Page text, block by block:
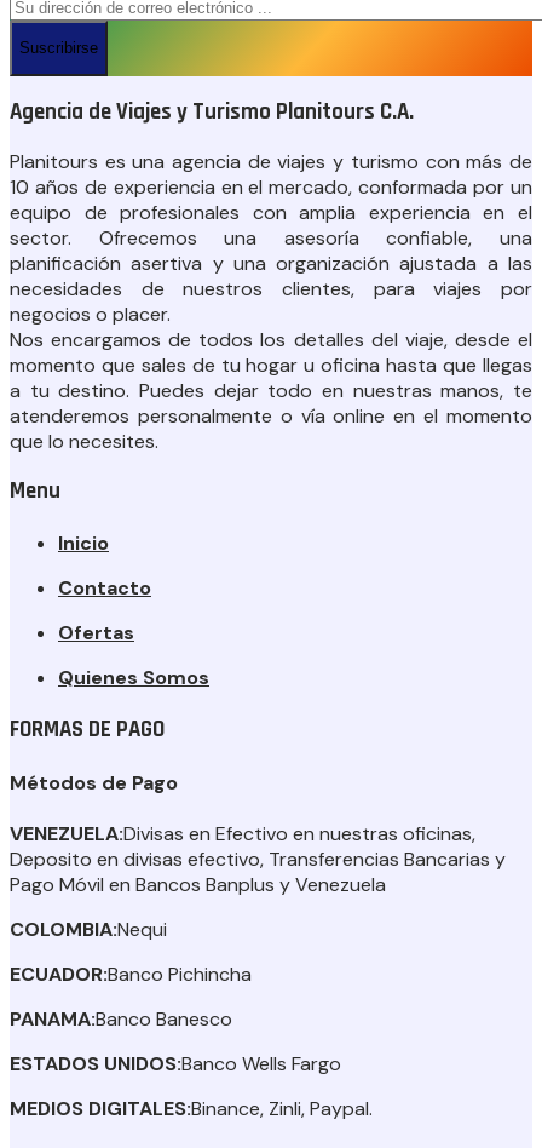
Suscribirse
Agencia de Viajes y Turismo Planitours C.A.
Planitours es una agencia de viajes y turismo con más de
10 años de experiencia en el mercado, conformada por un
equipo de profesionales con amplia experiencia en el
sector. Ofrecemos una asesoría confiable, una
planificación asertiva y una organización ajustada a las
necesidades de nuestros clientes, para viajes por
negocios o placer.
Nos encargamos de todos los detalles del viaje, desde el
momento que sales de tu hogar u oficina hasta que llegas
a tu destino. Puedes dejar todo en nuestras manos, te
atenderemos personalmente o vía online en el momento
que lo necesites.
Menu
Inicio
Contacto
Ofertas
Quienes Somos
FORMAS DE PAGO
Métodos de Pago
VENEZUELA:Divisas en Efectivo en nuestras oficinas,
Deposito en divisas efectivo, Transferencias Bancarias y
Pago Móvil en Bancos Banplus y Venezuela
COLOMBIA:Nequi
ECUADOR:Banco Pichincha
PANAMA:Banco Banesco
ESTADOS UNIDOS:Banco Wells Fargo
MEDIOS DIGITALES:Binance, Zinli, Paypal.